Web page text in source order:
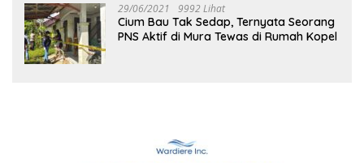
29/06/2021 9992 Lihat
Cium Bau Tak Sedap, Ternyata Seorang
PNS Aktif di Mura Tewas di Rumah Kopel